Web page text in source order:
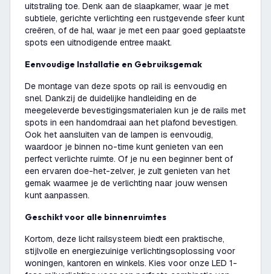
uitstraling toe. Denk aan de slaapkamer, waar je met
subtiele, gerichte verlichting een rustgevende sfeer kunt
creëren, of de hal, waar je met een paar goed geplaatste
spots een uitnodigende entree maakt.
Eenvoudige Installatie en Gebruiksgemak
De montage van deze spots op rail is eenvoudig en
snel. Dankzij de duidelijke handleiding en de
meegeleverde bevestigingsmaterialen kun je de rails met
spots in een handomdraai aan het plafond bevestigen.
Ook het aansluiten van de lampen is eenvoudig,
waardoor je binnen no-time kunt genieten van een
perfect verlichte ruimte. Of je nu een beginner bent of
een ervaren doe-het-zelver, je zult genieten van het
gemak waarmee je de verlichting naar jouw wensen
kunt aanpassen.
Geschikt voor alle binnenruimtes
Kortom, deze licht railsysteem biedt een praktische,
stijlvolle en energiezuinige verlichtingsoplossing voor
woningen, kantoren en winkels. Kies voor onze LED 1-